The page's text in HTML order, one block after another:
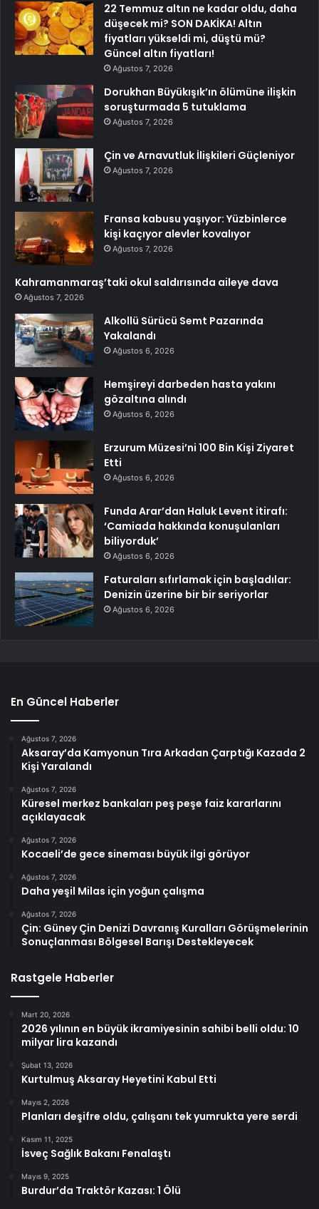
22 Temmuz altın ne kadar oldu, daha
düşecek mi? SON DAKİKA! Altın
fiyatları yükseldi mi, düştü mü?
Güncel altın fiyatları!
Ağustos 7, 2026
Dorukhan Büyükışık’ın ölümüne ilişkin
soruşturmada 5 tutuklama
Ağustos 7, 2026
Çin ve Arnavutluk İlişkileri Güçleniyor
Ağustos 7, 2026
Fransa kabusu yaşıyor: Yüzbinlerce
kişi kaçıyor alevler kovalıyor
Ağustos 7, 2026
Kahramanmaraş’taki okul saldırısında aileye dava
Ağustos 7, 2026
Alkollü Sürücü Semt Pazarında
Yakalandı
Ağustos 6, 2026
Hemşireyi darbeden hasta yakını
gözaltına alındı
Ağustos 6, 2026
Erzurum Müzesi’ni 100 Bin Kişi Ziyaret
Etti
Ağustos 6, 2026
Funda Arar’dan Haluk Levent itirafı:
‘Camiada hakkında konuşulanları
biliyorduk’
Ağustos 6, 2026
Faturaları sıfırlamak için başladılar:
Denizin üzerine bir bir seriyorlar
Ağustos 6, 2026
En Güncel Haberler
Ağustos 7, 2026
Aksaray’da Kamyonun Tıra Arkadan Çarptığı Kazada 2
Kişi Yaralandı
Ağustos 7, 2026
Küresel merkez bankaları peş peşe faiz kararlarını
açıklayacak
Ağustos 7, 2026
Kocaeli’de gece sineması büyük ilgi görüyor
Ağustos 7, 2026
Daha yeşil Milas için yoğun çalışma
Ağustos 7, 2026
Çin: Güney Çin Denizi Davranış Kuralları Görüşmelerinin
Sonuçlanması Bölgesel Barışı Destekleyecek
Rastgele Haberler
Mart 20, 2026
2026 yılının en büyük ikramiyesinin sahibi belli oldu: 10
milyar lira kazandı
Şubat 13, 2026
Kurtulmuş Aksaray Heyetini Kabul Etti
Mayıs 2, 2026
Planları deşifre oldu, çalışanı tek yumrukta yere serdi
Kasım 11, 2025
İsveç Sağlık Bakanı Fenalaştı
Mayıs 9, 2025
Burdur’da Traktör Kazası: 1 Ölü